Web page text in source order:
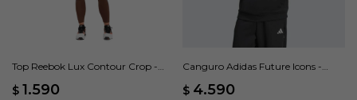
Top Reebok Lux Contour Crop -
$ 1.590
Canguro Adidas Future Icons -
$ 4.590